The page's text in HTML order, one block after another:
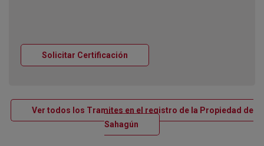
Solicitar Certificación
Ver todos los Tramites en el registro de la Propiedad de
Sahagún Ventana nueva